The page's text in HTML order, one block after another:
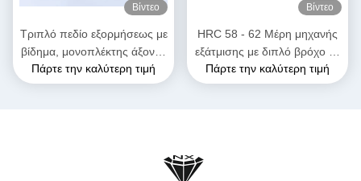
Βίντεο
Τριπλό πεδίο εξορμήσεως με
βίδημα, μονοπλέκτης άξονας
για την ανασύνθεση
πλαστικών καουτσούκ
Πάρτε την καλύτερη τιμή
Βίντεο
HRC 58 - 62 Μέρη μηχανής
εξάτμισης με διπλό βρόχο με
στοιχεία εξάτμισης για
υψηλές θερμοκρασίες
Πάρτε την καλύτερη τιμή